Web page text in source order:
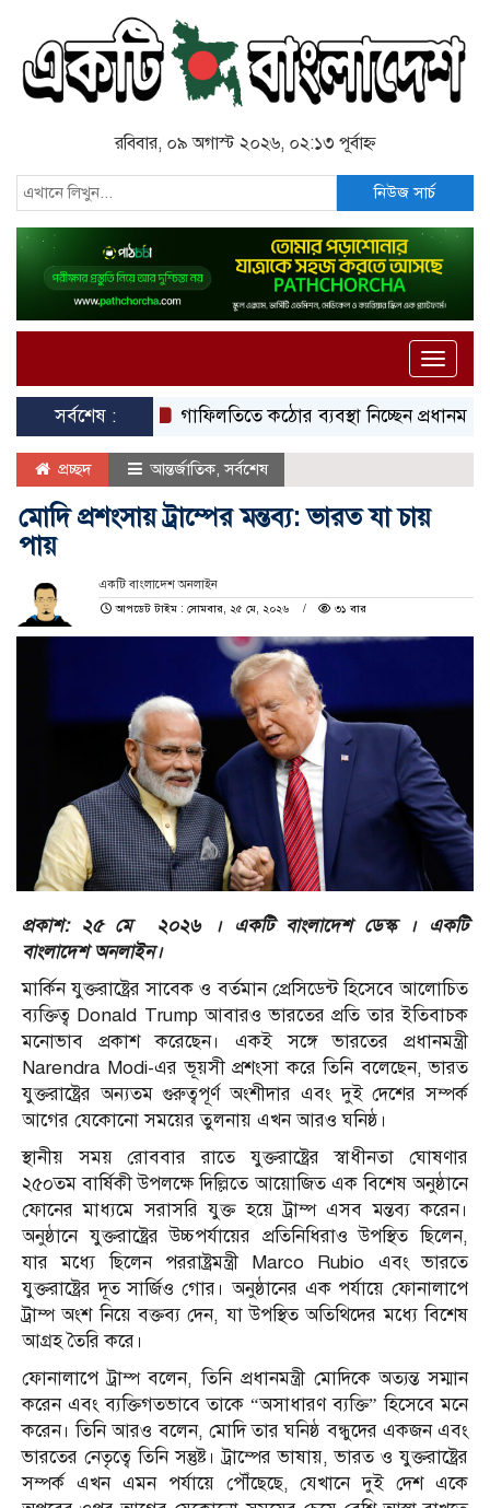
রবিবার, ০৯ অগাস্ট ২০২৬, ০২:১৩ পূর্বাহ্ন
নিউজ সার্চ
Toggle
সর্বশেষ : গাফিলতিতে কঠোর ব্যবস্থা নিচ্ছেন প্রধানমন্ত্রী: রিজভী
প্রচ্ছদ আন্তর্জাতিক,সর্বশেষ
মোদি প্রশংসায় ট্রাম্পের মন্তব্য: ভারত যা চায়
পায়
একটি বাংলাদেশ অনলাইন
আপডেট টাইম : সোমবার, ২৫ মে, ২০২৬
৩১ বার
প্রকাশ: ২৫ মে ২০২৬ । একটি বাংলাদেশ ডেস্ক । একটি
বাংলাদেশ অনলাইন।
মার্কিন যুক্তরাষ্ট্রের সাবেক ও বর্তমান প্রেসিডেন্ট হিসেবে আলোচিত
ব্যক্তিত্ব Donald Trump আবারও ভারতের প্রতি তার ইতিবাচক
মনোভাব প্রকাশ করেছেন। একই সঙ্গে ভারতের প্রধানমন্ত্রী
Narendra Modi-এর ভূয়সী প্রশংসা করে তিনি বলেছেন, ভারত
যুক্তরাষ্ট্রের অন্যতম গুরুত্বপূর্ণ অংশীদার এবং দুই দেশের সম্পর্ক
আগের যেকোনো সময়ের তুলনায় এখন আরও ঘনিষ্ঠ।
স্থানীয় সময় রোববার রাতে যুক্তরাষ্ট্রের স্বাধীনতা ঘোষণার
২৫০তম বার্ষিকী উপলক্ষে দিল্লিতে আয়োজিত এক বিশেষ অনুষ্ঠানে
ফোনের মাধ্যমে সরাসরি যুক্ত হয়ে ট্রাম্প এসব মন্তব্য করেন।
অনুষ্ঠানে যুক্তরাষ্ট্রের উচ্চপর্যায়ের প্রতিনিধিরাও উপস্থিত ছিলেন,
যার মধ্যে ছিলেন পররাষ্ট্রমন্ত্রী Marco Rubio এবং ভারতে
যুক্তরাষ্ট্রের দূত সার্জিও গোর। অনুষ্ঠানের এক পর্যায়ে ফোনালাপে
ট্রাম্প অংশ নিয়ে বক্তব্য দেন, যা উপস্থিত অতিথিদের মধ্যে বিশেষ
আগ্রহ তৈরি করে।
ফোনালাপে ট্রাম্প বলেন, তিনি প্রধানমন্ত্রী মোদিকে অত্যন্ত সম্মান
করেন এবং ব্যক্তিগতভাবে তাকে “অসাধারণ ব্যক্তি” হিসেবে মনে
করেন। তিনি আরও বলেন, মোদি তার ঘনিষ্ঠ বন্ধুদের একজন এবং
ভারতের নেতৃত্বে তিনি সন্তুষ্ট। ট্রাম্পের ভাষায়, ভারত ও যুক্তরাষ্ট্রের
সম্পর্ক এখন এমন পর্যায়ে পৌঁছেছে, যেখানে দুই দেশ একে